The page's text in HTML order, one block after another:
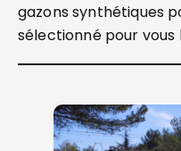
gazons synthétiques
sélectionné pour vous